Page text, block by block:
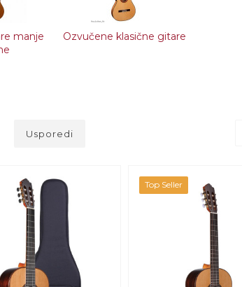
manje
Ozvučene klasične gitare
Usporedi
Top Seller